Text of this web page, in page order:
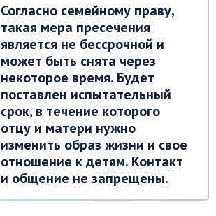
Согласно семейному праву,
такая мера пресечения
является не бессрочной и
может быть снята через
некоторое время. Будет
поставлен испытательный
срок, в течение которого
отцу и матери нужно
изменить образ жизни и свое
отношение к детям. Контакт
и общение не запрещены.